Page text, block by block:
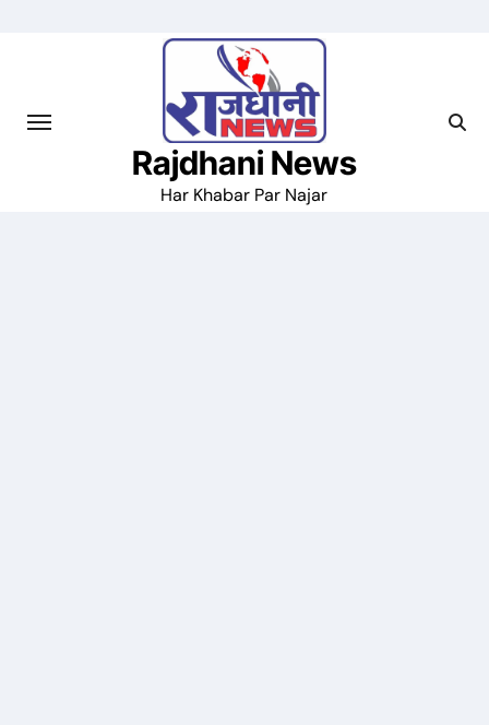
Rajdhani News
Har Khabar Par Najar